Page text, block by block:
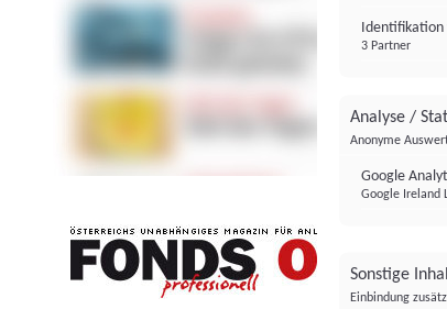
Identifikation
3 Partner
Analyse /
Anonyme
Google
Google Ireland
Sonstige
Einbindung